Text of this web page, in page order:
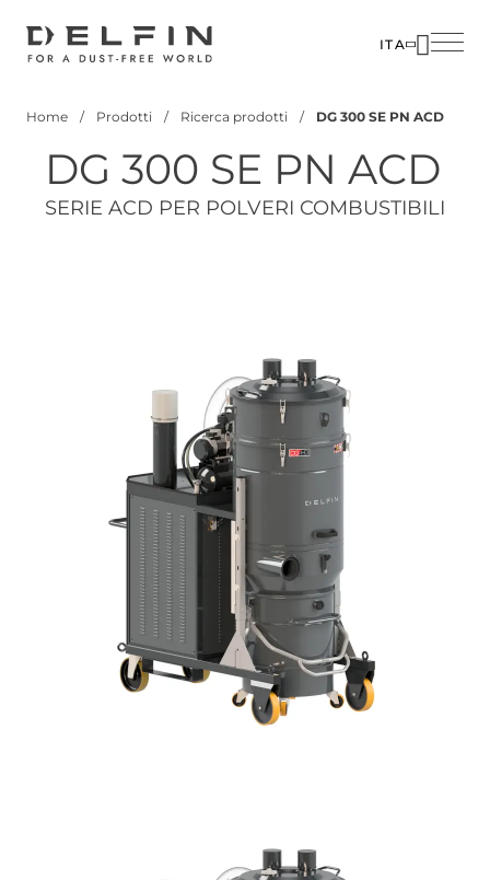
ITA
pane
Home Prodotti Ricerca prodotti DG 300 SE PN ACD
DG 300 SE PN ACD
SERIE ACD PER POLVERI COMBUSTIBILI